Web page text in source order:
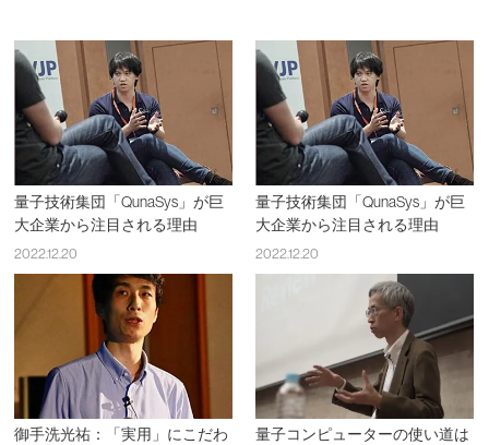
量子技術集団「QunaSys」が巨
大企業から注目される理由
2022.12.20
量子技術集団「QunaSys」が巨
大企業から注目される理由
2022.12.20
御手洗光祐：「実用」にこだわ
量子コンピューターの使い道は